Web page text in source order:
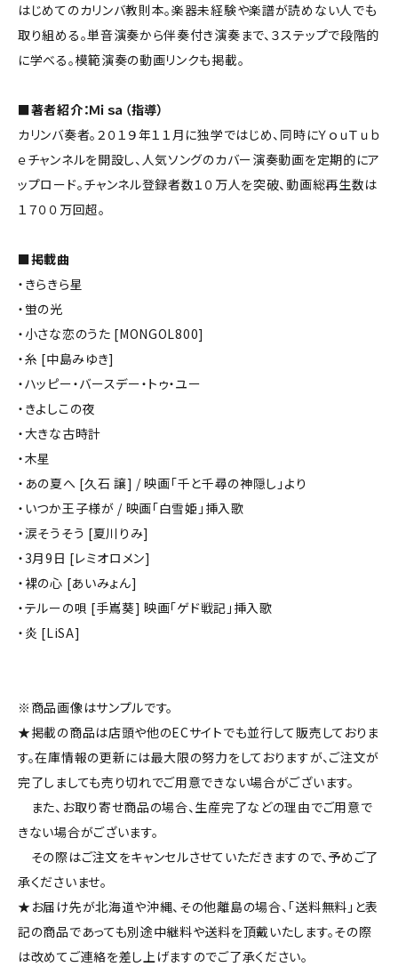
はじめてのカリンバ教則本。楽器未経験や楽譜が読めない人でも
取り組める。単音演奏から伴奏付き演奏まで、３ステップで段階的
に学べる。模範演奏の動画リンクも掲載。
■著者紹介：Ｍｉｓａ（指導）
カリンバ奏者。２０１９年１１月に独学ではじめ、同時にＹｏｕＴｕｂ
ｅチャンネルを開設し、人気ソングのカバー演奏動画を定期的にア
ップロード。チャンネル登録者数１０万人を突破、動画総再生数は
１７００万回超。
■掲載曲
・きらきら星
・蛍の光
・小さな恋のうた [MONGOL800]
・糸 [中島みゆき]
・ハッピー・バースデー・トゥ・ユー
・きよしこの夜
・大きな古時計
・木星
・あの夏へ [久石 譲] / 映画「千と千尋の神隠し」より
・いつか王子様が / 映画「白雪姫」挿入歌
・涙そうそう [夏川りみ]
・3月9日 [レミオロメン]
・裸の心 [あいみょん]
・テルーの唄 [手嶌葵] 映画「ゲド戦記」挿入歌
・炎 [LiSA]
※商品画像はサンプルです。
★掲載の商品は店頭や他のECサイトでも並行して販売しておりま
す。在庫情報の更新には最大限の努力をしておりますが、ご注文が
完了しましても売り切れでご用意できない場合がございます。
また、お取り寄せ商品の場合、生産完了などの理由でご用意で
きない場合がございます。
その際はご注文をキャンセルさせていただきますので、予めご了
承くださいませ。
★お届け先が北海道や沖縄、その他離島の場合、「送料無料」と表
記の商品であっても別途中継料や送料を頂戴いたします。その際
は改めてご連絡を差し上げますのでご了承ください。